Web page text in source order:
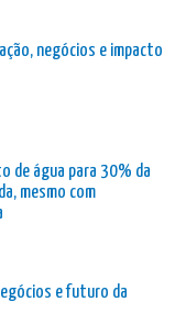
negócios e impacto
de água para 30% da
mesmo com
e futuro da